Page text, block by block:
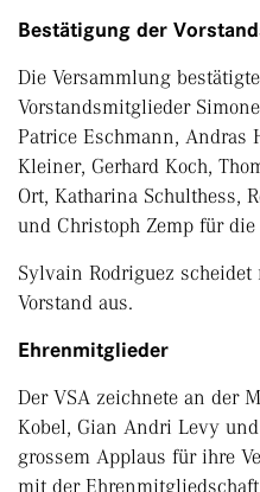
Bestätigung der
Die Versammlung
Vorstandsmitglieder
Patrice Eschmann, Andras
Kleiner, Gerhard Koch,
Ort, Katharina Schulthess,
und Christoph Zemp für
Sylvain Rodriguez scheidet
Vorstand aus.
Ehrenmitglieder
Der VSA zeichnete an der
Kobel, Gian Andri Levy
grossem Applaus für ihre
mit der